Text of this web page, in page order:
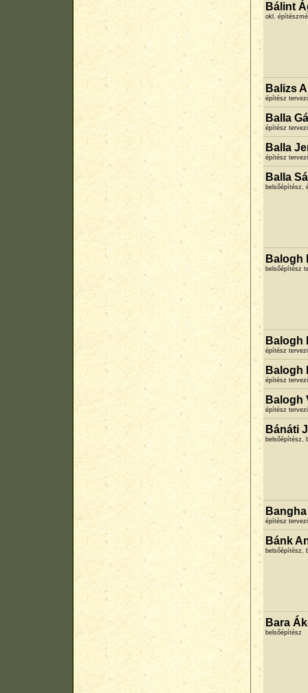
Bálint
okl.
Balizs
építész
Balla
építész
Balla
építész
Balla
belsőépítész,
Balogh
belsőépítész
Balogh
építész
Balogh
építész
Balogh
építész
Bánáti
belsőépítész,
építész
Bánk
belsőépítész,
Bara
belsőépítész